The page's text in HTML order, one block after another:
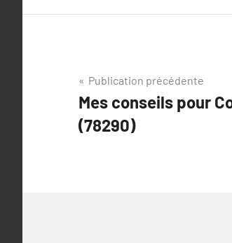
Navigation
de
l’article
Publication précédente
Mes conseils pour
(78290)